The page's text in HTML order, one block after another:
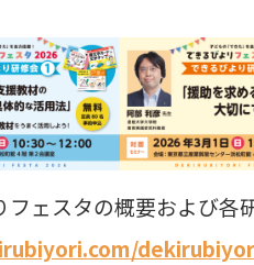
フェスタの概要および